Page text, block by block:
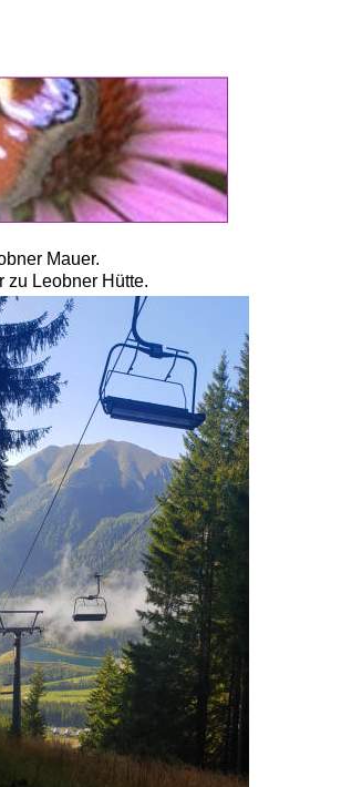
Mauer.
zu Leobner Hütte.